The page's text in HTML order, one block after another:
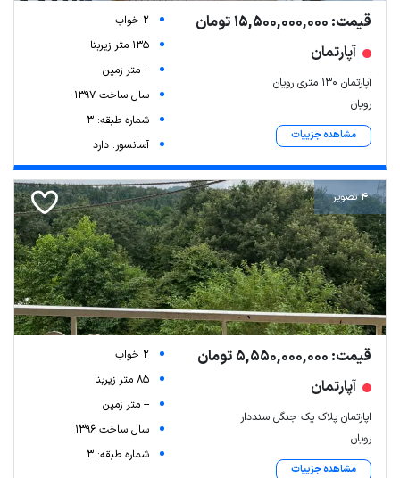
قیمت: 15,500,000,000 تومان
آپارتمان
آپارتمان ۱۳۰ متری رویان
رویان
مشاهده جزییات
2 خواب
135 متر زیربنا
-- متر زمین
سال ساخت 1397
شماره طبقه: 3
آسانسور: دارد
4 تصویر
قیمت: 5,550,000,000 تومان
آپارتمان
اپارتمان پلاک یک جنگل سنددار
رویان
مشاهده جزییات
2 خواب
85 متر زیربنا
-- متر زمین
سال ساخت 1396
شماره طبقه: 3